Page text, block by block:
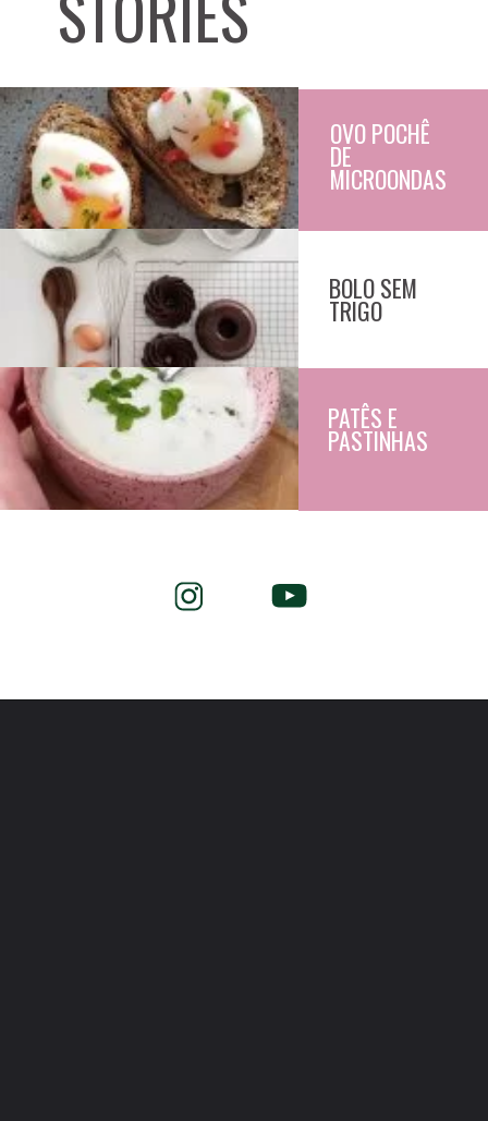
OVO POCHÊ
DE
MICROONDAS
BOLO SEM
TRIGO
PATÊS E
PASTINHAS